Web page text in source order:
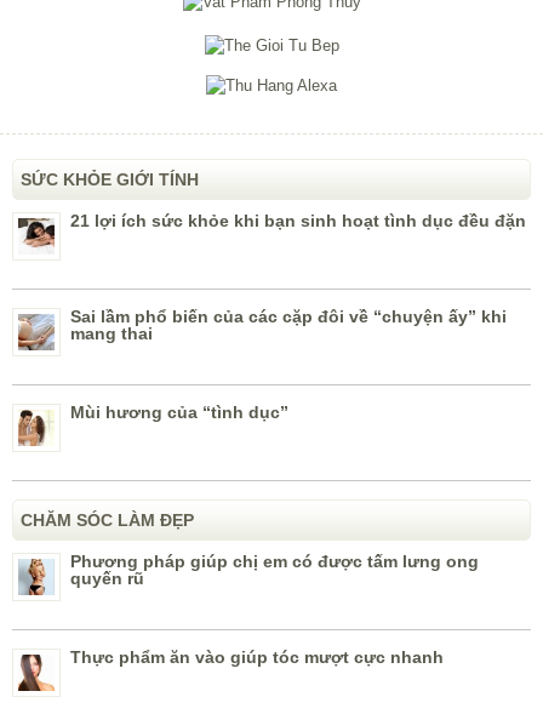
SỨC KHỎE GIỚI TÍNH
21 lợi ích sức khỏe khi bạn sinh hoạt tình dục đều đặn
Sai lầm phổ biến của các cặp đôi về “chuyện ấy” khi
mang thai
Mùi hương của “tình dục”
CHĂM SÓC LÀM ĐẸP
Phương pháp giúp chị em có được tấm lưng ong
quyến rũ
Thực phẩm ăn vào giúp tóc mượt cực nhanh